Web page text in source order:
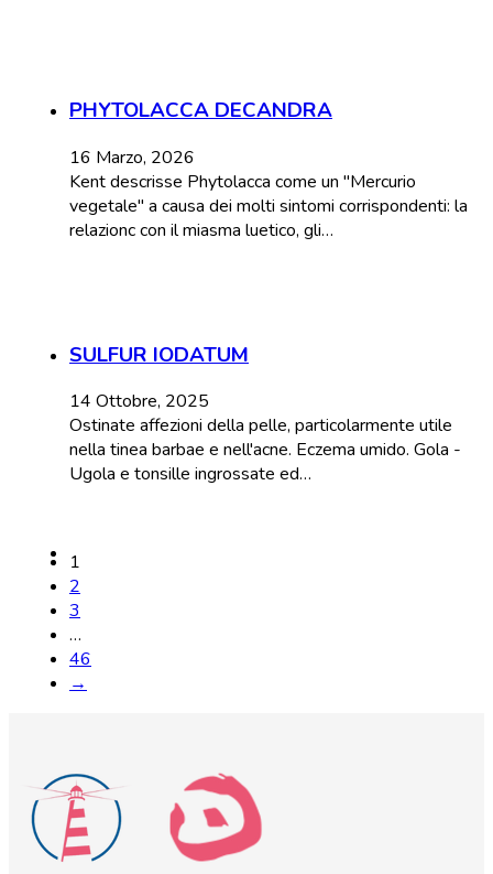
PHYTOLACCA DECANDRA
16 Marzo, 2026
Kent descrisse Phytolacca come un "Mercurio
vegetale" a causa dei molti sintomi corrispondenti: la
relazionc con il miasma luetico, gli…
SULFUR IODATUM
14 Ottobre, 2025
Ostinate affezioni della pelle, particolarmente utile
nella tinea barbae e nell'acne. Eczema umido. Gola -
Ugola e tonsille ingrossate ed…
1
2
3
…
46
→